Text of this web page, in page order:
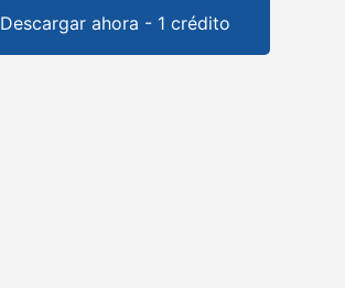
Descargar ahora - 1 crédito